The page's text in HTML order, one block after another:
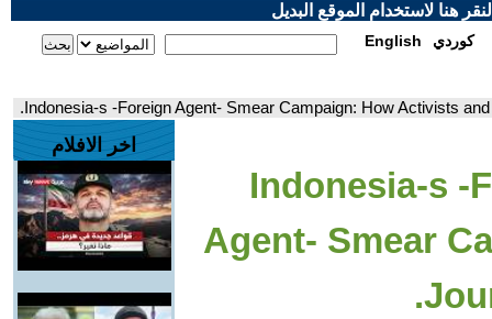
هنا لاستخدام الموقع البديل
English كوردي
- Indonesia-s -
Agent- Smear
اخر الافلام